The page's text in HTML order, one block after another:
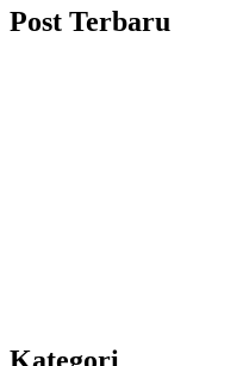
Post Terbaru